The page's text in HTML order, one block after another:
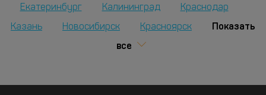
Екатеринбург
Калининград Краснодар
Казань Новосибирск Красноярск
Показать
все